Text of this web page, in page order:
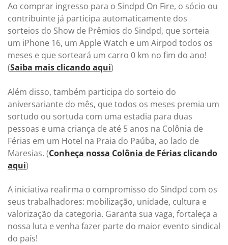
Ao comprar ingresso para o Sindpd On Fire, o sócio ou
contribuinte já participa automaticamente dos
sorteios do Show de Prêmios do Sindpd, que sorteia
um iPhone 16, um Apple Watch e um Airpod todos os
meses e que sorteará um carro 0 km no fim do ano!
(Saiba mais clicando aqui)
Além disso, também participa do sorteio do
aniversariante do mês, que todos os meses premia um
sortudo ou sortuda com uma estadia para duas
pessoas e uma criança de até 5 anos na Colônia de
Férias em um Hotel na Praia do Paúba, ao lado de
Maresias. (Conheça nossa Colônia de Férias clicando
aqui)
A iniciativa reafirma o compromisso do Sindpd com os
seus trabalhadores: mobilização, unidade, cultura e
valorização da categoria. Garanta sua vaga, fortaleça a
nossa luta e venha fazer parte do maior evento sindical
do país!